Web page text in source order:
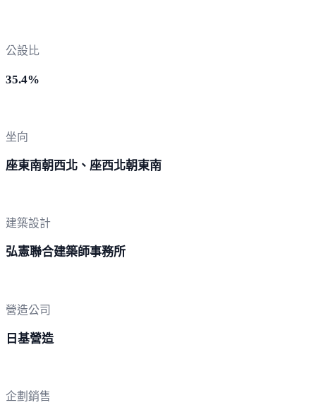
公設比
35.4%
坐向
座東南朝西北、座西北朝東南
建築設計
弘憲聯合建築師事務所
營造公司
日基營造
企劃銷售